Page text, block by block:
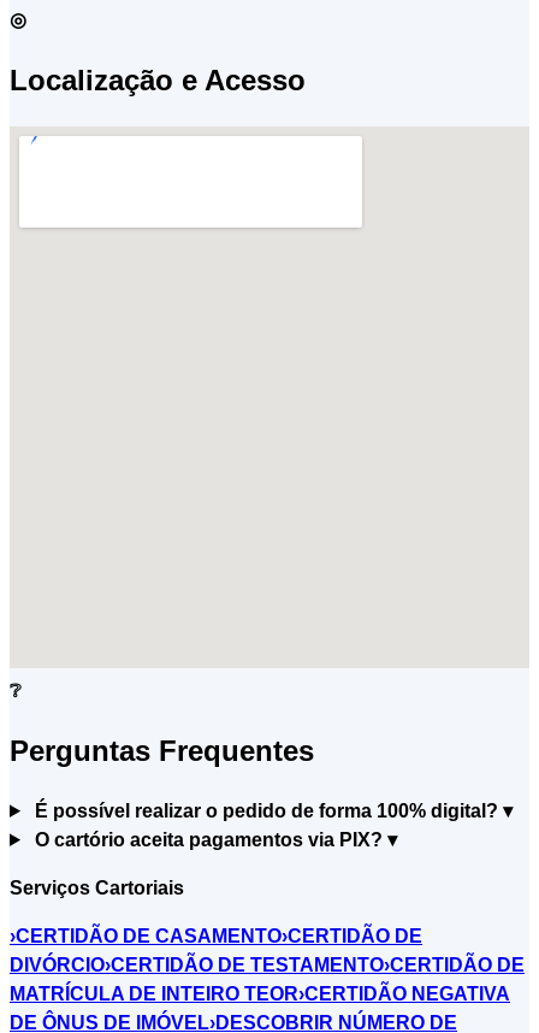
◎
Localização e Acesso
❔
Perguntas Frequentes
É possível realizar o pedido de forma 100% digital? ▾
O cartório aceita pagamentos via PIX? ▾
Serviços Cartoriais
›CERTIDÃO DE CASAMENTO›CERTIDÃO DE
DIVÓRCIO›CERTIDÃO DE TESTAMENTO›CERTIDÃO DE
MATRÍCULA DE INTEIRO TEOR›CERTIDÃO NEGATIVA
DE ÔNUS DE IMÓVEL›DESCOBRIR NÚMERO DE